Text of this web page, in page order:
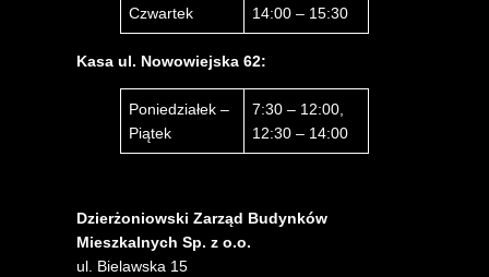
Czwartek
14:00 – 15:30
Kasa ul. Nowowiejska 62:
Poniedziałek –
Piątek
7:30 – 12:00,
12:30 – 14:00
Dzierżoniowski Zarząd Budynków
Mieszkalnych Sp. z o.o.
ul. Bielawska 15